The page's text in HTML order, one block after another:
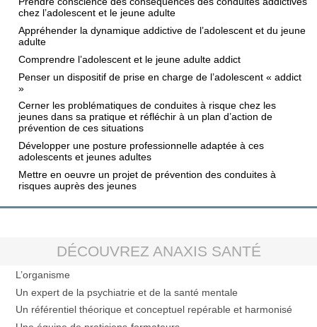
chez l’adolescent et le jeune adulte
Appréhender la dynamique addictive de l’adolescent et du jeune
adulte
Comprendre l’adolescent et le jeune adulte addict
Penser un dispositif de prise en charge de l’adolescent « addict
»
Cerner les problématiques de conduites à risque chez les
jeunes dans sa pratique et réfléchir à un plan d’action de
prévention de ces situations
Développer une posture professionnelle adaptée à ces
adolescents et jeunes adultes
Mettre en oeuvre un projet de prévention des conduites à
risques auprès des jeunes
DÉCOUVREZ ANAXIS SANTÉ
L’organisme
Un expert de la psychiatrie et de la santé mentale
Un référentiel théorique et conceptuel repérable et harmonisé